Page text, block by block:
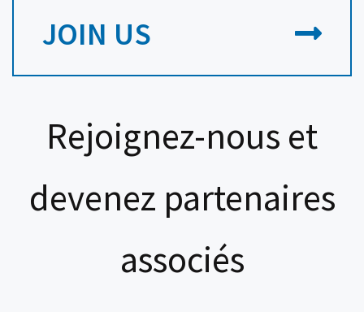
JOIN US
Rejoignez-nous et
devenez partenaires
associés